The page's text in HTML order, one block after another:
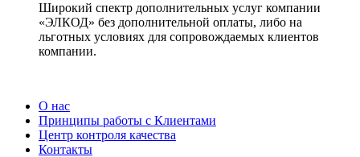
Широкий спектр дополнительных услуг компании
«ЭЛКОД» без дополнительной оплаты, либо на
льготных условиях для сопровождаемых клиентов
компании.
О нас
Принципы работы с Клиентами
Центр контроля качества
Контакты